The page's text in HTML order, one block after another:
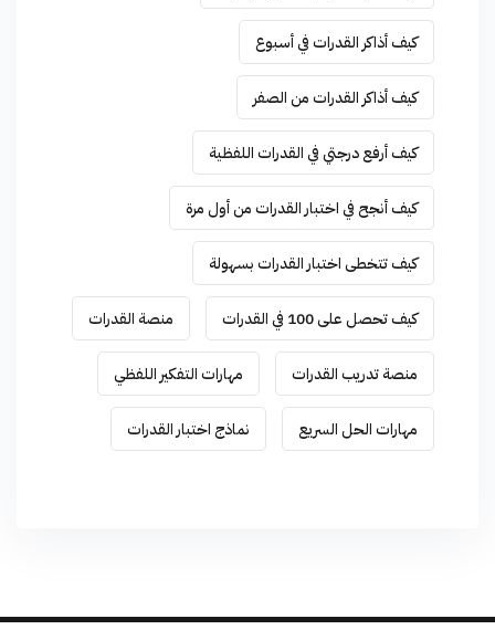
كيف أذاكر القدرات في أسبوع
كيف أذاكر القدرات من الصفر
كيف أرفع درجتي في القدرات اللفظية
كيف أنجح في اختبار القدرات من أول مرة
كيف تتخطى اختبار القدرات بسهولة
كيف تحصل على 100 في القدرات منصة القدرات
منصة تدريب القدرات مهارات التفكير اللفظي
مهارات الحل السريع نماذج اختبار القدرات